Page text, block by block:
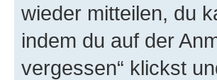
wieder mitteilen, du
indem du auf der
vergessen“ klickst